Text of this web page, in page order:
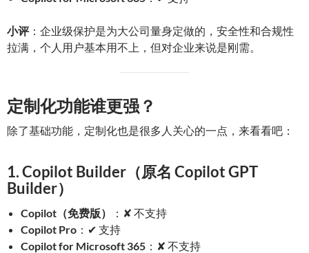
小评：企业级保护是为大公司量身定做的，安全性和合规性
拉满，个人用户基本用不上，但对企业来说是刚需。
定制化功能谁更强？
除了基础功能，定制化也是很多人关心的一点，来看看吧：
1. Copilot Builder（原名 Copilot GPT
Builder）
Copilot（免费版）
：✘ 不支持
Copilot Pro ：✔ 支持
Copilot for Microsoft 365 ：✘ 不支持